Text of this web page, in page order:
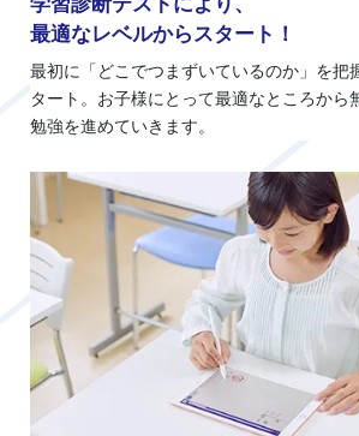
最適なレベルからスタート！
最初に「どこでつまずいているのか」を把
タート。お子様にとって最適なところから
勉強を進めていきます。